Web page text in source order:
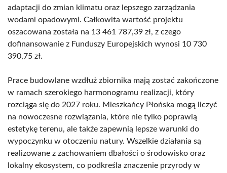
adaptacji do zmian klimatu oraz lepszego zarządzania
wodami opadowymi. Całkowita wartość projektu
oszacowana została na 13 461 787,39 zł, z czego
dofinansowanie z Funduszy Europejskich wynosi 10 730
390,75 zł.
Prace budowlane wzdłuż zbiornika mają zostać zakończone
w ramach szerokiego harmonogramu realizacji, który
rozciąga się do 2027 roku. Mieszkańcy Płońska mogą liczyć
na nowoczesne rozwiązania, które nie tylko poprawią
estetykę terenu, ale także zapewnią lepsze warunki do
wypoczynku w otoczeniu natury. Wszelkie działania są
realizowane z zachowaniem dbałości o środowisko oraz
lokalny ekosystem, co podkreśla znaczenie przyrody w